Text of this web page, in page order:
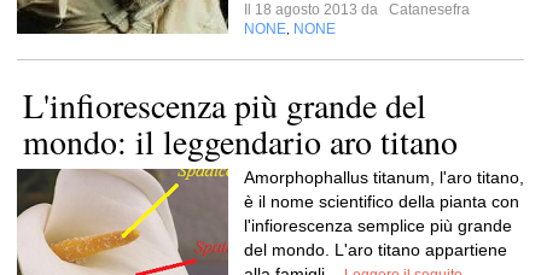
Il 18 agosto 2013 da
Catanesefra
NONE NONE
L'infiorescenza più grande del
mondo: il leggendario aro titano
Amorphophallus titanum, l'aro titano,
è il nome scientifico della pianta con
l'infiorescenza semplice più grande
del mondo. L'aro titano appartiene